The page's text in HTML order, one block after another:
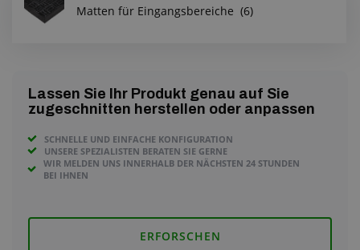
Anfragezentrum
Über uns
Matten für Eingangsbereiche (6)
Lassen Sie Ihr Produkt genau auf Sie
zugeschnitten herstellen oder anpassen
SCHNELLE UND EINFACHE KONFIGURATION
UNSERE SPEZIALISTEN BERATEN SIE GERNE
WIR MELDEN UNS INNERHALB DER NÄCHSTEN 24 STUNDEN
BEI IHNEN
ERFORSCHEN